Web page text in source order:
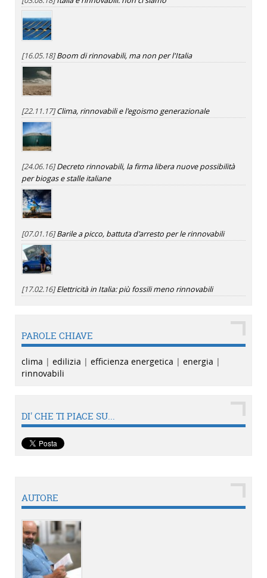
[16.05.18]Boom di rinnovabili, ma non per l'Italia
[22.11.17]Clima, rinnovabili e l'egoismo generazionale
[24.06.16]Decreto rinnovabili, la firma libera nuove possibilità
per biogas e stalle italiane
[07.01.16]Barile a picco, battuta d'arresto per le rinnovabili
[17.02.16]Elettricità in Italia: più fossili meno rinnovabili
PAROLE CHIAVE
clima | edilizia | efficienza energetica | energia |
rinnovabili
DI' CHE TI PIACE SU...
AUTORE